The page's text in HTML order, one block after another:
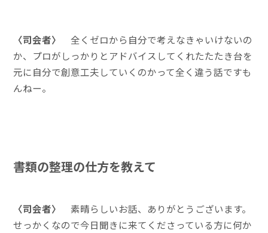
〈司会者〉全くゼロから自分で考えなきゃいけないの
か、プロがしっかりとアドバイスしてくれたたたき台を
元に自分で創意工夫していくのかって全く違う話ですも
んねー。
書類の整理の仕方を教えて
〈司会者〉素晴らしいお話、ありがとうございます。
せっかくなので今日聞きに来てくださっている方に何か